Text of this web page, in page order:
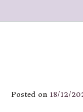
Posted on 18/12/